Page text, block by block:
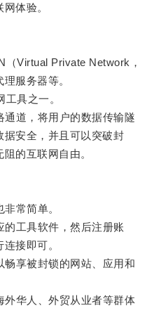
体验。
Virtual Private Network，
服务器等。
具之一。
道，将用户的数据传输隧
据安全，并且可以突破封
的互联网自由。
常简单。
工具软件，然后注册账
接即可。
享被封锁的网站、应用和
华人、外贸从业者等群体